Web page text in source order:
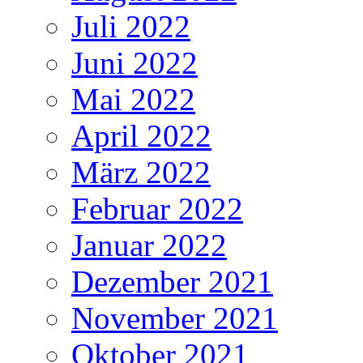
Juli 2022
Juni 2022
Mai 2022
April 2022
März 2022
Februar 2022
Januar 2022
Dezember 2021
November 2021
Oktober 2021